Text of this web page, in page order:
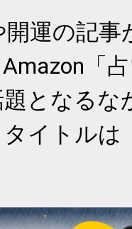
開運の記
「
となるな
イトルは